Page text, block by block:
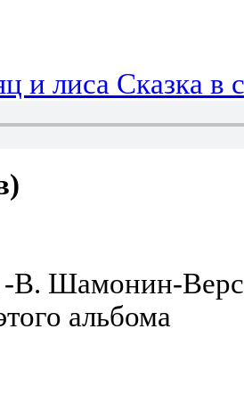
и лиса Сказка в
-В. Шамонин-
альбома